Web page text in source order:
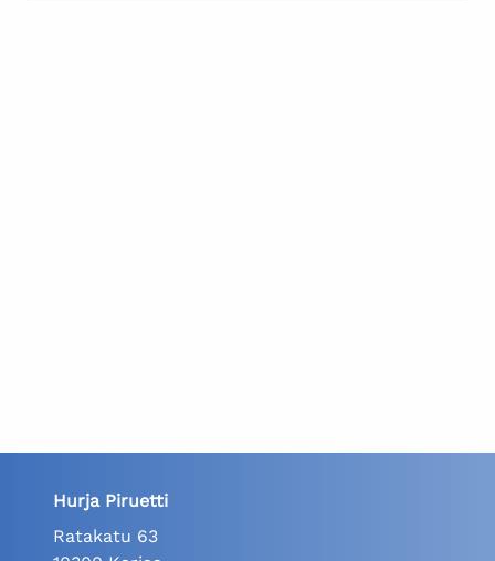
Hurja Piruetti
Ratakatu 63